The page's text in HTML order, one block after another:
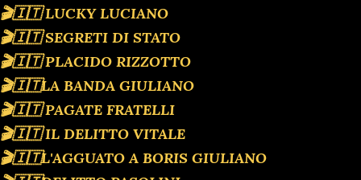
🎬🇮🇹 LUCKY LUCIANO
🎬🇮🇹 SEGRETI DI STATO
🎬🇮🇹 PLACIDO RIZZOTTO
🎬🇮🇹LA BANDA GIULIANO
🎬🇮🇹 PAGATE FRATELLI
🎬🇮🇹 IL DELITTO VITALE
🎬🇮🇹L'AGGUATO A BORIS GIULIANO